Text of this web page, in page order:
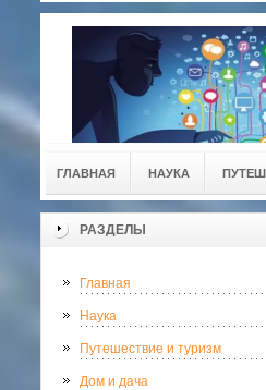
ГЛАВНАЯ НАУКА
РАЗДЕЛЫ
Главная
Наука
Путешествие и туризм
Дом и дача